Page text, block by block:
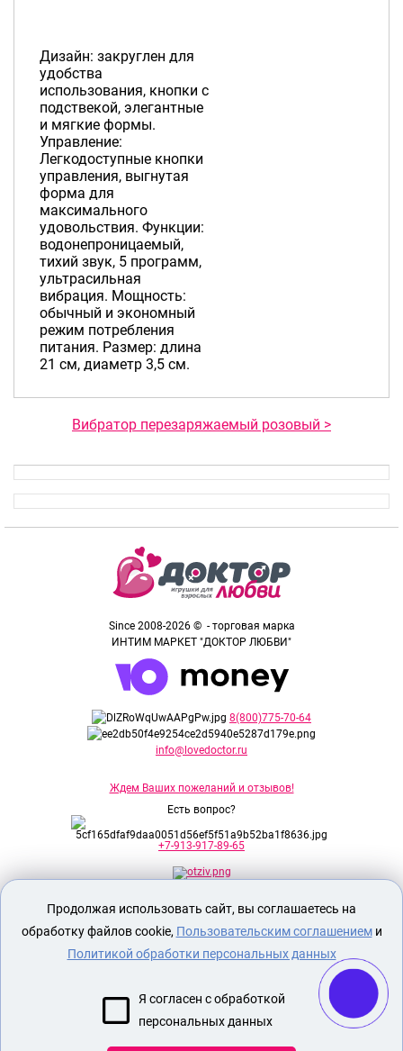
Дизайн: закруглен для
удобства
использования, кнопки с
подствекой, элегантные
и мягкие формы.
Управление:
Легкодоступные кнопки
управления, выгнутая
форма для
максимального
удовольствия. Функции:
водонепроницаемый,
тихий звук, 5 программ,
ультрасильная
вибрация. Мощность:
обычный и экономный
режим потребления
питания. Размер: длина
21 см, диаметр 3,5 см.
Вибратор перезаряжаемый розовый >
Since 2008-2026 © - торговая марка
ИНТИМ МАРКЕТ "ДОКТОР ЛЮБВИ"
8(800)775-70-64
info@lovedoctor.ru
Ждем Ваших пожеланий и отзывов!
Есть вопрос?
+7-913-917-89-65
Секс шоп Доктор Любви предназначен
исключительно для лиц старше 18 лет!
Вся продукция имеет знак EAC
Евразийского соответствия.
Продолжая использовать сайт, вы соглашаетесь на
обработку файлов cookie, Пользовательским соглашениеми
Политикой обработки персональных данных
Я согласен с обработкой
персональных данных